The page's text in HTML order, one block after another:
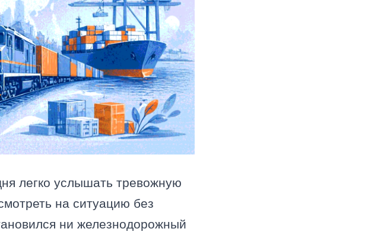
легко услышать тревожную
на ситуацию без
ни железнодорожный